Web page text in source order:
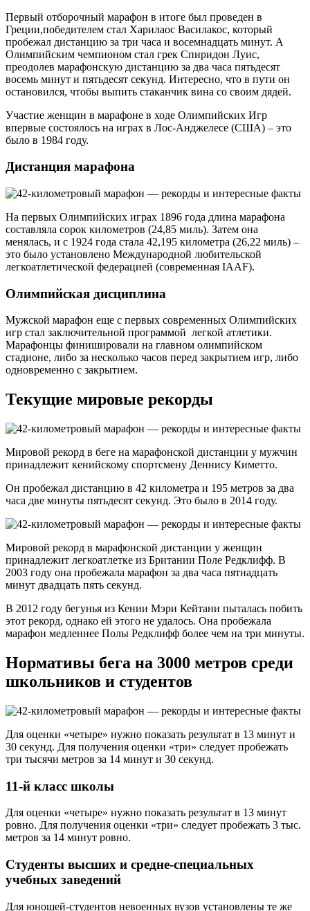
Первый отборочный марафон в итоге был проведен в
Греции,победителем стал Харилаос Василакос, который
пробежал дистанцию за три часа и восемнадцать минут. А
Олимпийским чемпионом стал грек Спиридон Луис,
преодолев марафонскую дистанцию за два часа пятьдесят
восемь минут и пятьдесят секунд. Интересно, что в пути он
остановился, чтобы выпить стаканчик вина со своим дядей.
Участие женщин в марафоне в ходе Олимпийских Игр
впервые состоялось на играх в Лос-Анджелесе (США) – это
было в 1984 году.
Дистанция марафона
На первых Олимпийских играх 1896 года длина марафона
составляла сорок километров (24,85 миль). Затем она
менялась, и с 1924 года стала 42,195 километра (26,22 миль) –
это было установлено Международной любительской
легкоатлетической федерацией (современная IAAF).
Олимпийская дисциплина
Мужской марафон еще с первых современных Олимпийских
игр стал заключительной программой легкой атлетики.
Марафонцы финишировали на главном олимпийском
стадионе, либо за несколько часов перед закрытием игр, либо
одновременно с закрытием.
Текущие мировые рекорды
Мировой рекорд в беге на марафонской дистанции у мужчин
принадлежит кенийскому спортсмену Деннису Киметто.
Он пробежал дистанцию в 42 километра и 195 метров за два
часа две минуты пятьдесят секунд. Это было в 2014 году.
Мировой рекорд в марафонской дистанции у женщин
принадлежит легкоатлетке из Британии Поле Редклифф. В
2003 году она пробежала марафон за два часа пятнадцать
минут двадцать пять секунд.
В 2012 году бегунья из Кении Мэри Кейтани пыталась побить
этот рекорд, однако ей этого не удалось. Она пробежала
марафон медленнее Полы Редклифф более чем на три минуты.
Нормативы бега на 3000 метров среди
школьников и студентов
Для оценки «четыре» нужно показать результат в 13 минут и
30 секунд. Для получения оценки «три» следует пробежать
три тысячи метров за 14 минут и 30 секунд.
11-й класс школы
Для оценки «четыре» нужно показать результат в 13 минут
ровно. Для получения оценки «три» следует пробежать 3 тыс.
метров за 14 минут ровно.
Студенты высших и средне-специальных
учебных заведений
Для юношей-студентов невоенных вузов установлены те же